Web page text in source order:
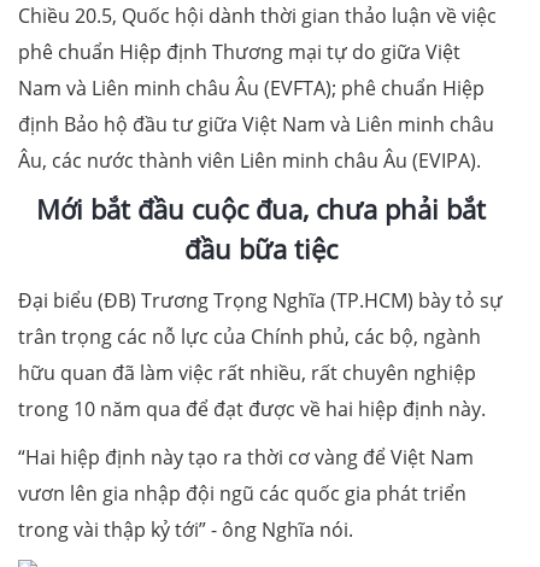
Chiều 20.5, Quốc hội dành thời gian thảo luận về việc
phê chuẩn Hiệp định Thương mại tự do giữa Việt
Nam và Liên minh châu Âu (EVFTA); phê chuẩn Hiệp
định Bảo hộ đầu tư giữa Việt Nam và Liên minh châu
Âu, các nước thành viên Liên minh châu Âu (EVIPA).
Mới bắt đầu cuộc đua, chưa phải bắt
đầu bữa tiệc
Đại biểu (ĐB) Trương Trọng Nghĩa (TP.HCM) bày tỏ sự
trân trọng các nỗ lực của Chính phủ, các bộ, ngành
hữu quan đã làm việc rất nhiều, rất chuyên nghiệp
trong 10 năm qua để đạt được về hai hiệp định này.
“Hai hiệp định này tạo ra thời cơ vàng để Việt Nam
vươn lên gia nhập đội ngũ các quốc gia phát triển
trong vài thập kỷ tới” - ông Nghĩa nói.